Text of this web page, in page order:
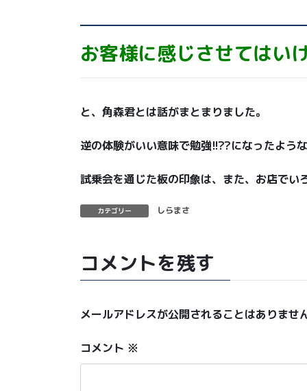
お客様に感じさせてはい
と、角森君とは話がまとまりました。
逆の体験がいい意味で勉強!!??になったよう
試乗会を通じた板の印象は、また、お店でい
カテゴリー しらまさ
コメントを残す
メールアドレスが公開されることはありませ
コメント ※